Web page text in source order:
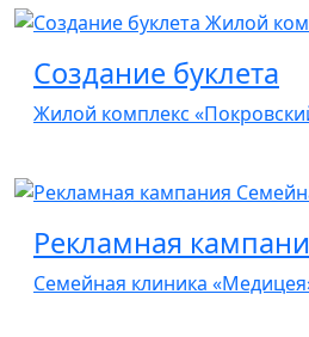
Создание буклета
Жилой комплекс
Рекламная
Семейная клиника